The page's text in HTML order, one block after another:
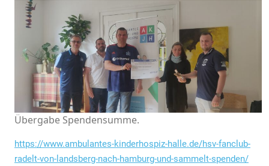
Übergabe Spendensumme.
https://www.ambulantes-kinderhospiz-halle.de/hsv-fanclub-
radelt-von-landsberg-nach-hamburg-und-sammelt-spenden/